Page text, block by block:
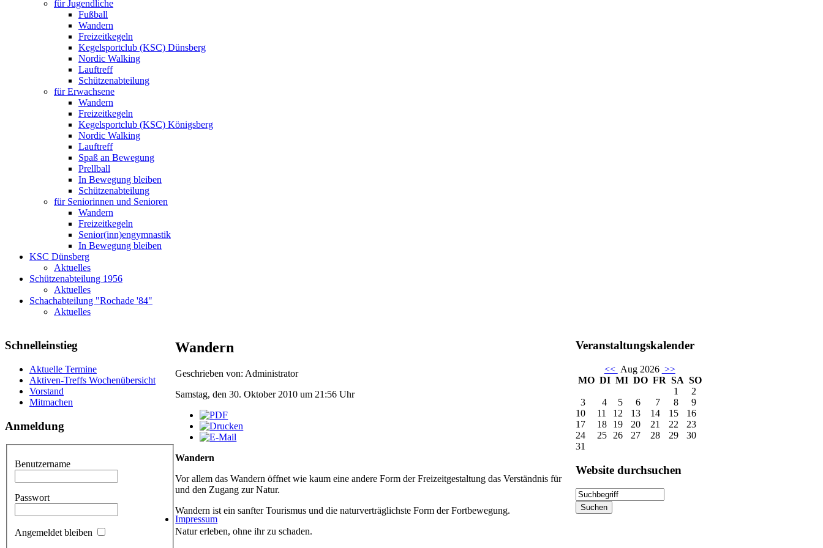
für Jugendliche
Fußball
Wandern
Freizeitkegeln
Kegelsportclub (KSC) Dünsberg
Nordic Walking
Lauftreff
Schützenabteilung
für Erwachsene
Wandern
Freizeitkegeln
Kegelsportclub (KSC) Königsberg
Nordic Walking
Lauftreff
Spaß an Bewegung
Prellball
In Bewegung bleiben
Schützenabteilung
für Seniorinnen und Senioren
Wandern
Freizeitkegeln
Senior(inn)engymnastik
In Bewegung bleiben
KSC Dünsberg
Aktuelles
Schützenabteilung 1956
Aktuelles
Schachabteilung "Rochade '84"
Aktuelles
Wandern
Geschrieben von: Administrator
Samstag, den 30. Oktober 2010 um 21:56 Uhr
Wandern
Vor allem das Wandern öffnet wie kaum eine andere Form der Freizeitgestaltung das Verständnis für
und den Zugang zur Natur.
Wandern ist ein sanfter Tourismus und die naturverträglichste Form der Fortbewegung.
Natur erleben, ohne ihr zu schaden.
Schnelleinstieg
Aktuelle Termine
Aktiven-Treffs Wochenübersicht
Vorstand
Mitmachen
Anmeldung
Benutzername
Passwort
Angemeldet bleiben
Veranstaltungskalender
<< Aug 2026 >>
MO DI MI DO FR SA SO
1
2
3
4 5 6 7 8
9
10
11 12 13 14 15
16
17
18 19 20 21 22
23
24
25 26 27 28 29
30
31
Websitedurchsuchen
Impressum